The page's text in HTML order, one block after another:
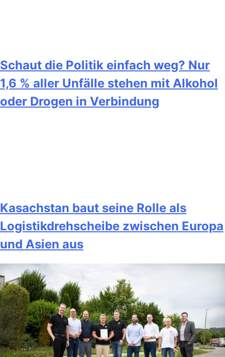
Schaut die Politik einfach weg? Nur
1,6 % aller Unfälle stehen mit Alkohol
oder Drogen in Verbindung
Kasachstan baut seine Rolle als
Logistikdrehscheibe zwischen Europa
und Asien aus